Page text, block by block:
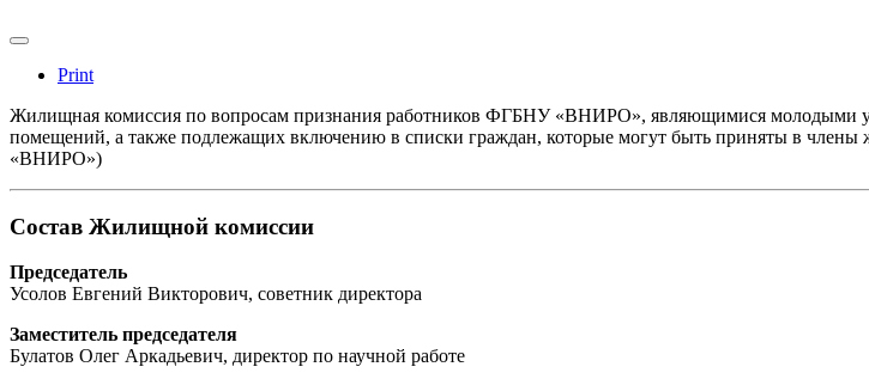
Print
Жилищная комиссия по вопросам признания работников ФГБНУ «ВНИРО», являющимися молодыми
помещений, а также подлежащих включению в списки граждан, которые могут быть приняты в
«ВНИРО»)
Состав Жилищной комиссии
Председатель
Усолов Евгений Викторович, советник директора
Заместитель председателя
Булатов Олег Аркадьевич, директор по научной работе